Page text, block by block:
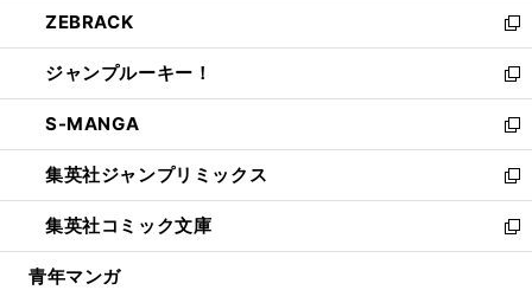
く
で
開
く
ド
ウ
で
開
く
ィ
ン
ド
ウ
で
開
く
い
ウ
ィ
ン
ド
ウ
で
開
く
ZEBRACK
新
し
い
ウ
ィ
ン
ド
ウ
で
開
ジャンプルーキー！
新
し
い
ウ
ィ
ン
ド
ウ
S-MANGA
新
し
い
ウ
ィ
ン
集英社ジャンプリミックス
新
し
い
ウ
集英社コミック文庫
新
し
青年マンガ